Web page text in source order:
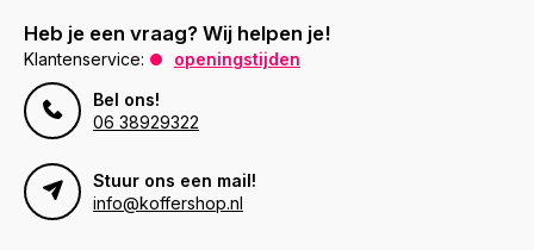
Heb je een vraag? Wij helpen je!
Klantenservice:
openingstijden
Bel ons!
06 38929322
Stuur ons een mail!
info@koffershop.nl